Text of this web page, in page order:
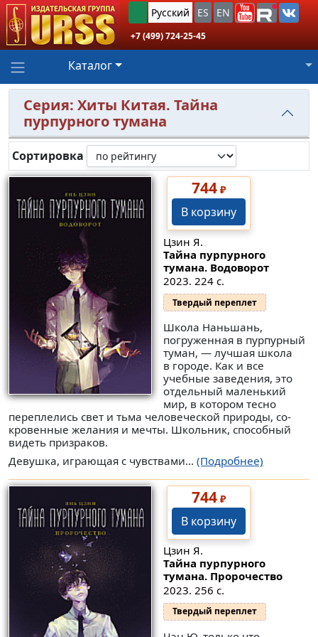
Русский ES EN
+7 (499) 724-25-45
Каталог
Серия: Хиты Китая. Тайна
пурпурного тумана
Сортировка
744₽
В корзину
Цзин Я.
Тайна пурпурного
тумана. Водоворот
2023. 224 с.
Твердый переплет
Школа Наньшань,
погруженная в пурпурный
туман, — лучшая школа
в городе. Как и все
учебные заведения, это
отдельный маленький
мир, в котором тесно
переплелись свет и тьма человеческой природы, со-
кровенные желания и мечты. Школьник, способный
видеть призраков.
Девушка, играющая с чувствами... (Подробнее)
744₽
В корзину
Цзин Я.
Тайна пурпурного
тумана. Пророчество
2023. 256 с.
Твердый переплет